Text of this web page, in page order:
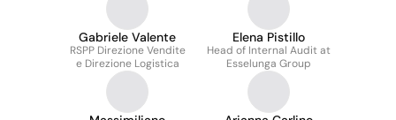
Gabriele Valente
RSPP Direzione Vendite
e Direzione Logistica
Elena Pistillo
Head of Internal Audit at
Esselunga Group